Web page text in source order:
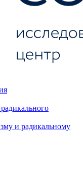
и радикальному